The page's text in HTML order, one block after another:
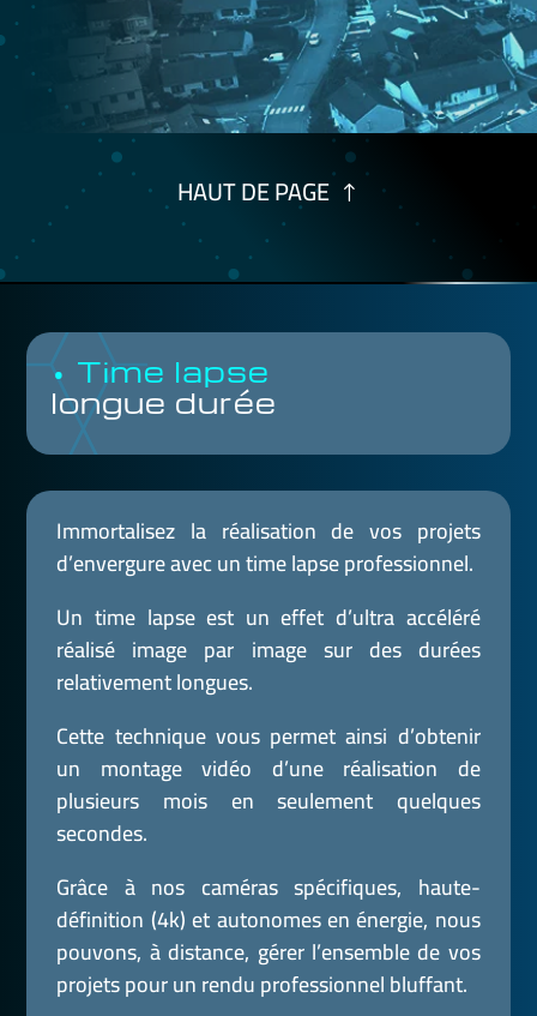
HAUT DE PAGE
• Time lapse
longue durée
Immortalisez la réalisation de vos projets
d’envergure avec un time lapse professionnel.
Un time lapse est un effet d’ultra accéléré
réalisé image par image sur des durées
relativement longues.
Cette technique vous permet ainsi d’obtenir
un montage vidéo d’une réalisation de
plusieurs mois en seulement quelques
secondes.
Grâce à nos caméras spécifiques, haute-
définition (4k) et autonomes en énergie, nous
pouvons, à distance, gérer l’ensemble de vos
projets pour un rendu professionnel bluffant.